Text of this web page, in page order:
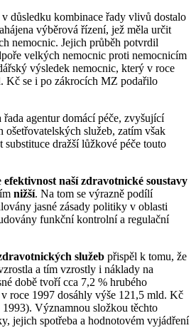
důsledku kombinace řady vlivů dostalo
výběrová řízení, jež měla určit
nemocnic. Jejich průběh potvrdil
velkých nemocnic proti nemocnicím
výsledek nemocnic, který v roce
Kč se i po zákrocích MZ podařilo
agentur domácí péče, zvyšující
ošetřovatelských služeb, zatím však
substituce dražší lůžkové péče touto
efektivnost naší zdravotnické soustavy
nižší. Na tom se výrazně podílí
jasné zásady politiky v oblasti
funkční kontrolní a regulační
služeb přispěl k tomu, že
a tím vzrostly i náklady na
době tvoří cca 7,2 % hrubého
roce 1997 dosáhly výše 121,5 mld. Kč
Významnou složkou těchto
jejich spotřeba a hodnotovém vyjádření